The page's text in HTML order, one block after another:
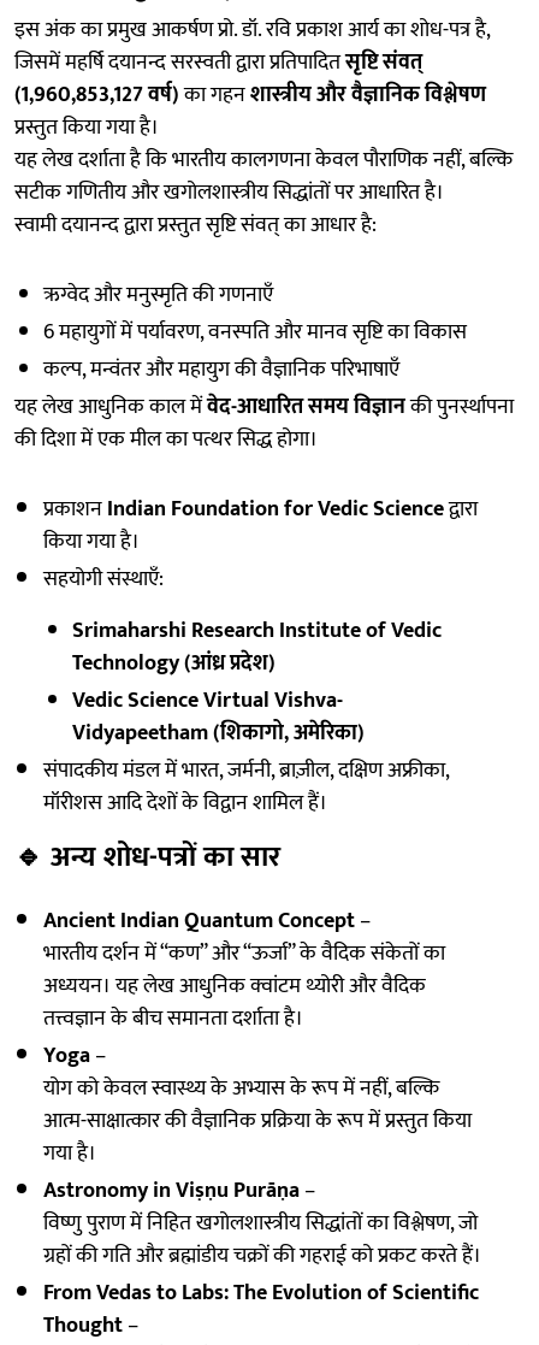
इस अंक का प्रमुख आकर्षण प्रो. डॉ. रवि प्रकाश आर्य का शोध-पत्र है,
जिसमें महर्षि दयानन्द सरस्वती द्वारा प्रतिपादितसृष्टि संवत्
(1,960,853,127 वर्ष)का गहनशास्त्रीय और वैज्ञानिक विश्लेषण
प्रस्तुत किया गया है।
यह लेख दर्शाता है कि भारतीय कालगणना केवल पौराणिक नहीं, बल्कि
सटीक गणितीय और खगोलशास्त्रीय सिद्धांतों पर आधारित है।
स्वामी दयानन्द द्वारा प्रस्तुत सृष्टि संवत् का आधार है:
ऋग्वेद और मनुस्मृति की गणनाएँ
6 महायुगों में पर्यावरण, वनस्पति और मानव सृष्टि का विकास
कल्प, मन्वंतर और महायुग की वैज्ञानिक परिभाषाएँ
यह लेख आधुनिक काल मेंवेद-आधारित समय विज्ञानकी पुनर्स्थापना
की दिशा में एक मील का पत्थर सिद्ध होगा।
प्रकाशनIndian Foundation for Vedic Scienceद्वारा
किया गया है।
सहयोगी संस्थाएँ:
Srimaharshi Research Institute of Vedic
Technology (आंध्र प्रदेश)
Vedic Science Virtual Vishva-
Vidyapeetham (शिकागो, अमेरिका)
संपादकीय मंडल में भारत, जर्मनी, ब्राज़ील, दक्षिण अफ्रीका,
मॉरीशस आदि देशों के विद्वान शामिल हैं।
🔹 अन्य शोध-पत्रों का सार
Ancient Indian Quantum Concept–
भारतीय दर्शन में “कण” और “ऊर्जा” के वैदिक संकेतों का
अध्ययन। यह लेख आधुनिक क्वांटम थ्योरी और वैदिक
तत्त्वज्ञान के बीच समानता दर्शाता है।
Yoga–
योग को केवल स्वास्थ्य के अभ्यास के रूप में नहीं, बल्कि
आत्म-साक्षात्कार की वैज्ञानिक प्रक्रिया के रूप में प्रस्तुत किया
गया है।
Astronomy in Viṣṇu Purāṇa–
विष्णु पुराण में निहित खगोलशास्त्रीय सिद्धांतों का विश्लेषण, जो
ग्रहों की गति और ब्रह्मांडीय चक्रों की गहराई को प्रकट करते हैं।
From Vedas to Labs: The Evolution of Scientific
Thought–